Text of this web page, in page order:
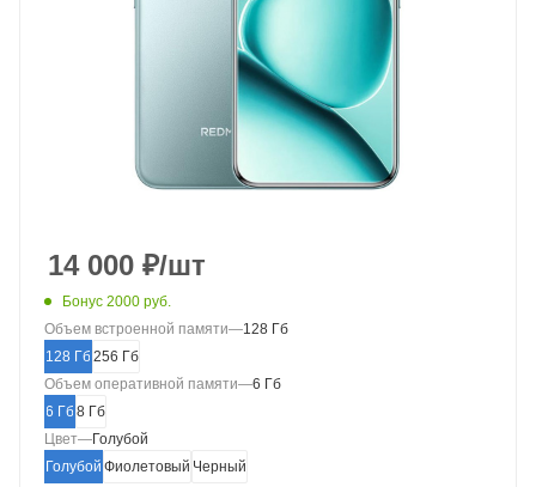
14 000 ₽/шт
Бонус 2000 руб.
Объем встроенной памяти—128 Гб
128 Гб 256 Гб
Объем оперативной памяти—6 Гб
6 Гб 8 Гб
Цвет—Голубой
Голубой Фиолетовый Черный